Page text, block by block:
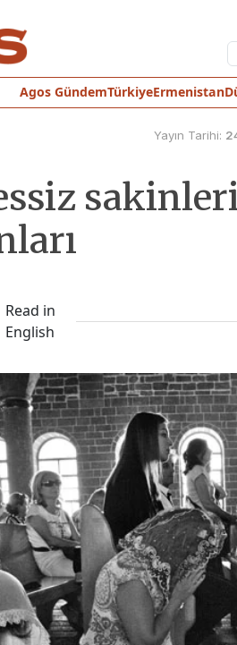
Agos GündemTürkiyeErmenistan
Yayın Tarihi:
Read in
English